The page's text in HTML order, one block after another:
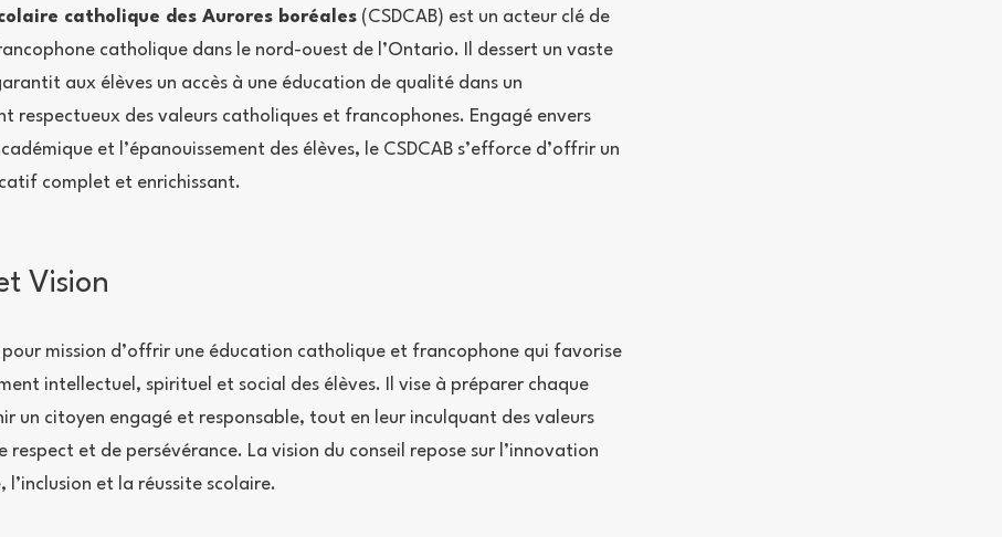
catholique des Aurores boréales (CSDCAB) est un acteur clé de
catholique dans le nord-ouest de l’Ontario. Il dessert un vaste
aux élèves un accès à une éducation de qualité dans un
respectueux des valeurs catholiques et francophones. Engagé envers
et l’épanouissement des élèves, le CSDCAB s’efforce d’offrir un
complet et enrichissant.
Vision
pour mission d’offrir une éducation catholique et francophone qui favorise
intellectuel, spirituel et social des élèves. Il vise à préparer chaque
un citoyen engagé et responsable, tout en leur inculquant des valeurs
respect et de persévérance. La vision du conseil repose sur l’innovation
l’inclusion et la réussite scolaire.